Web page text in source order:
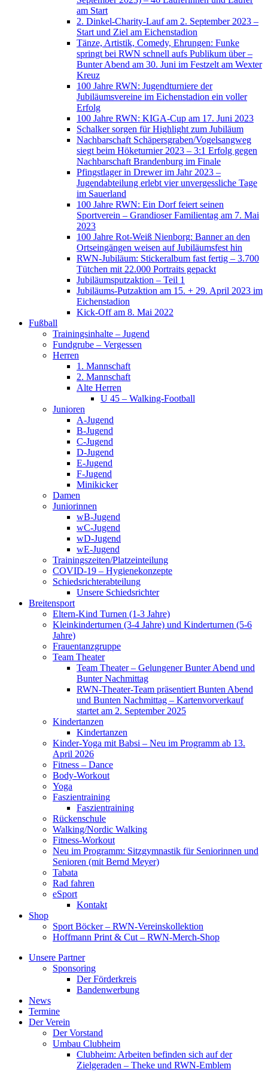
am Start
2. Dinkel-Charity-Lauf am 2. September 2023 –
Start und Ziel am Eichenstadion
Tänze, Artistik, Comedy, Ehrungen: Funke
springt bei RWN schnell aufs Publikum über –
Bunter Abend am 30. Juni im Festzelt am Wexter
Kreuz
100 Jahre RWN: Jugendturniere der
Jubiläumsvereine im Eichenstadion ein voller
Erfolg
100 Jahre RWN: KIGA-Cup am 17. Juni 2023
Schalker sorgen für Highlight zum Jubiläum
Nachbarschaft Schäpersgraben/Vogelsangweg
siegt beim Höketurnier 2023 – 3:1 Erfolg gegen
Nachbarschaft Brandenburg im Finale
Pfingstlager in Drewer im Jahr 2023 –
Jugendabteilung erlebt vier unvergessliche Tage
im Sauerland
100 Jahre RWN: Ein Dorf feiert seinen
Sportverein – Grandioser Familientag am 7. Mai
2023
100 Jahre Rot-Weiß Nienborg: Banner an den
Ortseingängen weisen auf Jubiläumsfest hin
RWN-Jubiläum: Stickeralbum fast fertig – 3.700
Tütchen mit 22.000 Portraits gepackt
Jubiläumsputzaktion – Teil 1
Jubiläums-Putzaktion am 15. + 29. April 2023 im
Eichenstadion
Kick-Off am 8. Mai 2022
Fußball
Trainingsinhalte – Jugend
Fundgrube – Vergessen
Herren
1. Mannschaft
2. Mannschaft
Alte Herren
U 45 – Walking-Football
Junioren
A-Jugend
B-Jugend
C-Jugend
D-Jugend
E-Jugend
F-Jugend
Minikicker
Damen
Juniorinnen
wB-Jugend
wC-Jugend
wD-Jugend
wE-Jugend
Trainingszeiten/Platzeinteilung
COVID-19 – Hygienekonzepte
Schiedsrichterabteilung
Unsere Schiedsrichter
Breitensport
Eltern-Kind Turnen (1-3 Jahre)
Kleinkinderturnen (3-4 Jahre) und Kinderturnen (5-6
Jahre)
Frauentanzgruppe
Team Theater
Team Theater – Gelungener Bunter Abend und
Bunter Nachmittag
RWN-Theater-Team präsentiert Bunten Abend
und Bunten Nachmittag – Kartenvorverkauf
startet am 2. September 2025
Kindertanzen
Kindertanzen
Kinder-Yoga mit Babsi – Neu im Programm ab 13.
April 2026
Fitness – Dance
Body-Workout
Yoga
Faszientraining
Faszientraining
Rückenschule
Walking/Nordic Walking
Fitness-Workout
Neu im Programm: Sitzgymnastik für Seniorinnen und
Senioren (mit Bernd Meyer)
Tabata
Rad fahren
eSport
Kontakt
Shop
Sport Böcker – RWN-Vereinskollektion
Hoffmann Print & Cut – RWN-Merch-Shop
Unsere Partner
Sponsoring
Der Förderkreis
Bandenwerbung
News
Termine
Der Verein
Der Vorstand
Umbau Clubheim
Clubheim: Arbeiten befinden sich auf der
Zielgeraden – Theke und RWN-Emblem